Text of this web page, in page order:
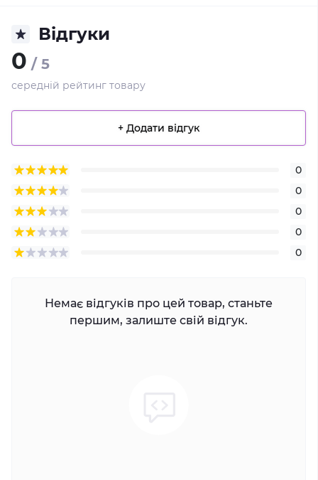
Відгуки
0 / 5
середній рейтинг товару
+ Додати відгук
0
0
0
0
0
Немає відгуків про цей товар, станьте
першим, залиште свій відгук.